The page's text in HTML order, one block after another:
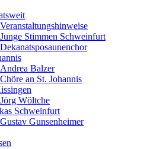
Veranstaltungshinweise
Junge Stimmen Schweinfurt
Dekanatsposaunenchor
Andrea Balzer
Chöre an St. Johannis
Jörg Wöltche
Schweinfurt
Gustav Gunsenheimer